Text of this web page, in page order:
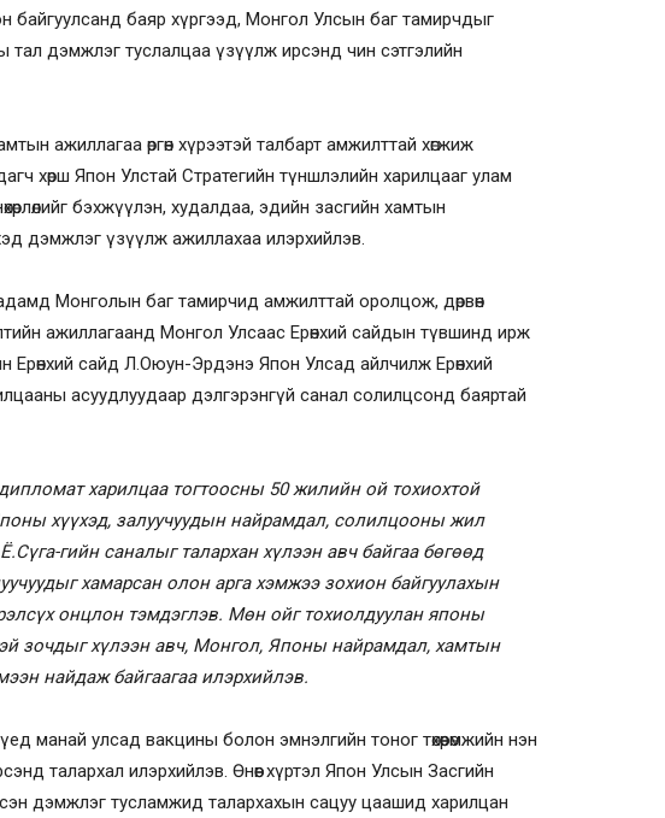
баяр хүргээд, Монгол Улсын баг тамирчдыг
дэмжлэг туслалцаа үзүүлж ирсэнд чин сэтгэлийн
ажиллагаа өргөн хүрээтэй талбарт амжилттай хөгжиж
хөрш Япон Улстай Стратегийн түншлэлийн харилцааг улам
бэхжүүлэн, худалдаа, эдийн засгийн хамтын
дэмжлэг үзүүлж ажиллахаа илэрхийлэв.
Монголын баг тамирчид амжилттай оролцож, дөрвөн
ажиллагаанд Монгол Улсаас Ерөнхий сайдын түвшинд ирж
Ерөнхий сайд Л.Оюун-Эрдэнэ Япон Улсад айлчилж Ерөнхий
асуудлуудаар дэлгэрэнгүй санал солилцсонд баяртай
харилцаа тогтоосны 50 жилийн ой тохиохтой
хүүхэд, залуучуудын найрамдал, солилцооны жил
гийн саналыг талархан хүлээн авч байгаа бөгөөд
хамарсан олон арга хэмжээ зохион байгуулахын
онцлон тэмдэглэв. Мөн ойг тохиолдуулан японы
зочдыг хүлээн авч, Монгол, Японы найрамдал, хамтын
найдаж байгаагаа илэрхийлэв.
манай улсад вакцины болон эмнэлгийн тоног төхөөрөмжийн нэн
талархал илэрхийлэв. Өнөөг хүртэл Япон Улсын Засгийн
дэмжлэг тусламжид талархахын сацуу цаашид харилцан